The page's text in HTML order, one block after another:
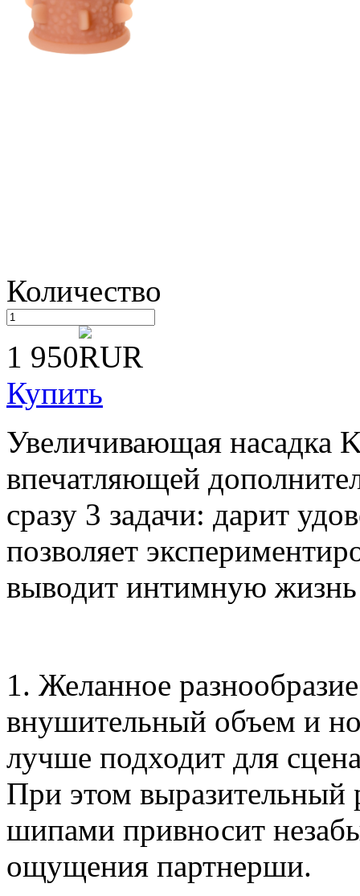
Количество
1 950
Купить
Увеличивающая насадка
впечатляющей
сразу 3 задачи: дарит
позволяет
выводит интимную жизнь
1. Желанное
внушительный объем и
лучше подходит для
При этом
шипами привносит
ощущения партнерши.